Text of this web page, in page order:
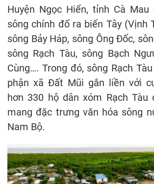
Huyện Ngọc Hiển, tỉnh Cà Mau
sông chính đổ ra biển Tây (Vịnh
sông Bảy Háp, sông Ông Đốc,
sông Rạch Tàu, sông Bạch
Cùng…. Trong đó, sông Rạch
phận xã Đất Mũi gắn liền với
hơn 330 hộ dân xóm Rạch Tàu
mang đặc trưng văn hóa sông
Nam Bộ.